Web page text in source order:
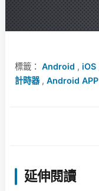
標籤： Android , iOS
計時器, Android APP
延伸閱讀